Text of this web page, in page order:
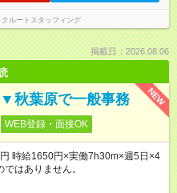
ルートスタッフィング
掲載日：2026.08.06
NEW
秋葉原で一般事務
WEB登録・面接OK
時給1650円×実働7h30m×週5日×4
はありません。